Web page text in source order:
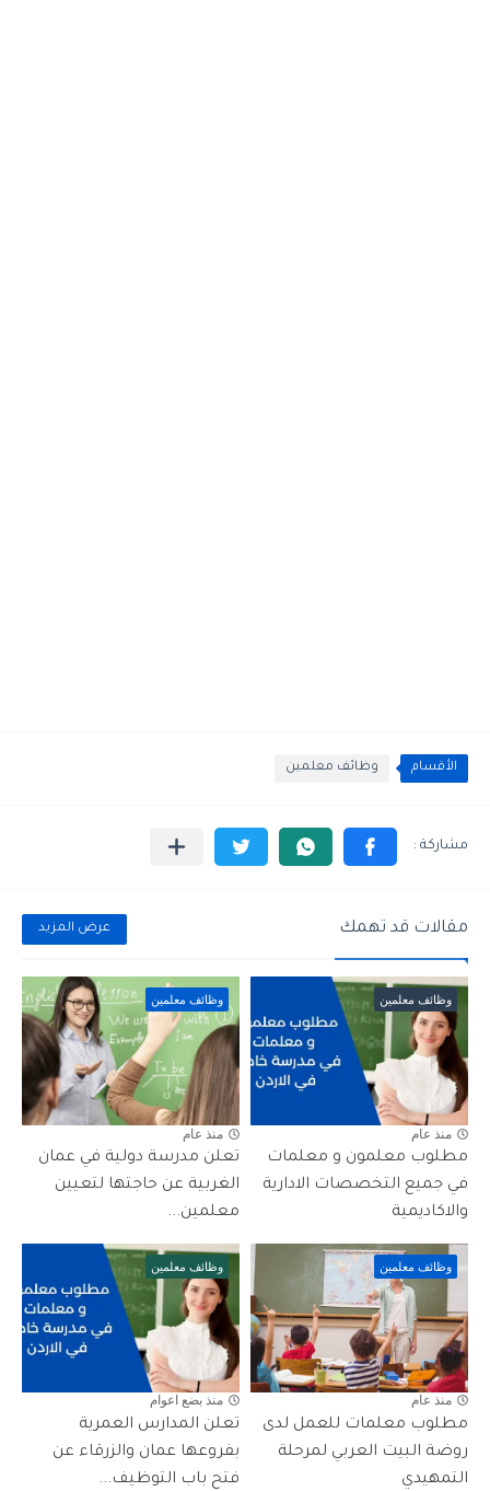
الأقسام وظائف معلمين
مقالات قد تهمك عرض المزيد
وظائف معلمين
منذ عام
مطلوب معلمون و معلمات
في جميع التخصصات الادارية
والاكاديمية
وظائف معلمين
منذ عام
تعلن مدرسة دولية في عمان
الغربية عن حاجتها لتعيين
معلمين...
وظائف معلمين
منذ عام
مطلوب معلمات للعمل لدى
روضة البيت العربي لمرحلة
التمهيدي
وظائف معلمين
منذ بضع اعوام
تعلن المدارس العمرية
بفروعها عمان والزرقاء عن
فتح باب التوظيف...